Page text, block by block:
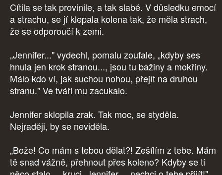
Cítila se tak provinile, a tak slabě. V důsledku emocí
a strachu, se jí klepala kolena tak, že měla strach,
že se odporoučí k zemi.
„Jennifer..." vydechl, pomalu zoufale, „kdyby ses
hnula jen krok stranou..., jsou tu bažiny a mokřiny.
Málo kdo ví, jak suchou nohou, přejít na druhou
stranu." Ve tváři mu zacukalo.
Jennifer sklopila zrak. Tak moc, se styděla.
Nejraději, by se neviděla.
„Bože! Co mám s tebou dělat?! Zešílím z tebe. Mám
tě snad vážně, přehnout přes koleno? Kdyby se ti